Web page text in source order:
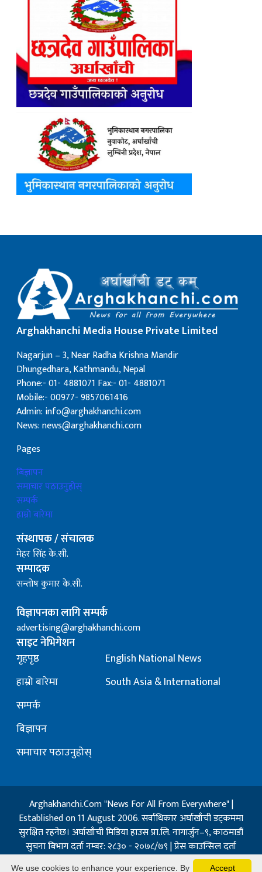
Arghakhanchi Media House Private Limited
Nagarjun – 3, Near Radha Krishna Mandir
Dhungedhara, Kathmandu, Nepal
Phone:- 01- 4881071 Fax:- 01- 4881071
Mobile:- 00977- 9857061416
Admin: info@arghakhanchi.com
News: news@arghakhanchi.com
Pages
बिज्ञापन
समाचार पठाउनुहोस्
सम्पर्क
हाम्रो बारेमा
संस्थापक / संचालक
मेहर सिंह के.सी.
सम्पादक
सन्तोष कुमार के.सी.
विज्ञापनका लागि सम्पर्क
advertising@arghakhanchi.com
साइट नेभिगेशन
गृहपृष्ठ
हाम्रो बारेमा
सम्पर्क
बिज्ञापन
समाचार पठाउनुहोस्
English National News
South Asia & International
Arghakhanchi.Com "News For All From Everywhere" |
Established on 11 August 2006. सर्वाधिकार अर्घाखाँची डट्कममा
सुरक्षित रहनेछ। अर्घाखाँची मिडिया हाउस प्रा.लि. नागार्जुन–९, काठमाडौं
सुचना बिभाग दर्ता नम्बर: २८३० - २०७८/७९ | प्रेस काउन्सिल दर्ता
नम्बर: १३२ / २०७३-०४-२१ | जिप्रका सि- नम्बर: ७, दर्ता नम्बर
Accept
We use cookies to enhance your experience. By